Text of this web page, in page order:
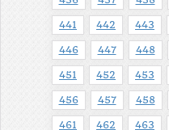
441 442 443
446 447 448
451 452 453
456 457 458
461 462 463